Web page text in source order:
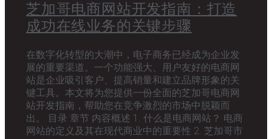
芝加哥电商网站开发指南：打造
成功在线业务的关键步骤
在数字化转型的大潮中，电子商务已经成为企业发
展的重要渠道。一个功能强大、用户友好的电商网
站是企业吸引客户、提高销量和建立品牌形象的关
键工具。本文将为您提供一份全面的芝加哥电商网
站开发指南，帮助您在竞争激烈的市场中脱颖而
出。 目录 章节 内容概述 1. 什么是电商网站？ 电商
网站的定义及其在现代商业中的重要性 2. 芝加哥市